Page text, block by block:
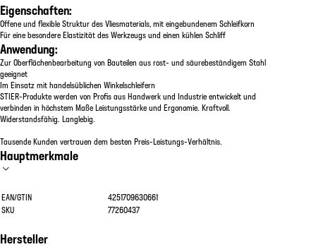
Eigenschaften:
Offene und flexible Struktur des Vliesmaterials, mit eingebundenem Schleifkorn
Für eine besondere Elastizität des Werkzeugs und einen kühlen Schliff
Anwendung:
Zur Oberflächenbearbeitung von Bauteilen aus rost- und säurebeständigem Stahl
geeignet
Im Einsatz mit handelsüblichen Winkelschleifern
STIER-Produkte werden von Profis aus Handwerk und Industrie entwickelt und
verbinden in höchstem Maße Leistungsstärke und Ergonomie. Kraftvoll.
Widerstandsfähig. Langlebig.
Tausende Kunden vertrauen dem besten Preis-Leistungs-Verhältnis.
Hauptmerkmale
EAN/GTIN
4251709630661
SKU
77260437
Hersteller